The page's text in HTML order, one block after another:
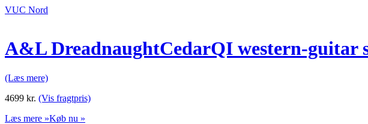
VUC Nord
A&L DreadnaughtCedarQI western-guitar
(Læs mere)
4699 kr. (Vis fragtpris)
Læs mere »Køb nu »